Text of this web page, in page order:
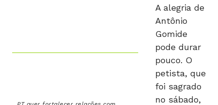
Antônio
Gomide
pode durar
pouco. O
petista, que
foi sagrado
no sábado,
29, como